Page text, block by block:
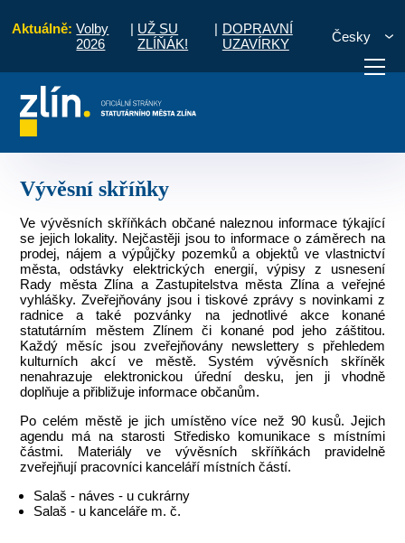
Aktuálně: Volby
2026
| UŽ SU
ZLÍŇÁK!
| DOPRAVNÍ
UZAVÍRKY
Česky
vyřídit Potřebuji zaplatit
Vývěsní skříňky
Ve vývěsních skříňkách občané naleznou informace týkající
se jejich lokality. Nejčastěji jsou to informace o záměrech na
prodej, nájem a výpůjčky pozemků a objektů ve vlastnictví
města, odstávky elektrických energií, výpisy z usnesení
Rady města Zlína a Zastupitelstva města Zlína a veřejné
vyhlášky. Zveřejňovány jsou i tiskové zprávy s novinkami z
radnice a také pozvánky na jednotlivé akce konané
statutárním městem Zlínem či konané pod jeho záštitou.
Každý měsíc jsou zveřejňovány newslettery s přehledem
kulturních akcí ve městě. Systém vývěsních skříněk
nenahrazuje elektronickou úřední desku, jen ji vhodně
doplňuje a přibližuje informace občanům.
Po celém městě je jich umístěno více než 90 kusů. Jejich
agendu má na starosti Středisko komunikace s místními
částmi. Materiály ve vývěsních skříňkách pravidelně
zveřejňují pracovníci kanceláří místních částí.
Salaš - náves - u cukrárny
Salaš - u kanceláře m. č.